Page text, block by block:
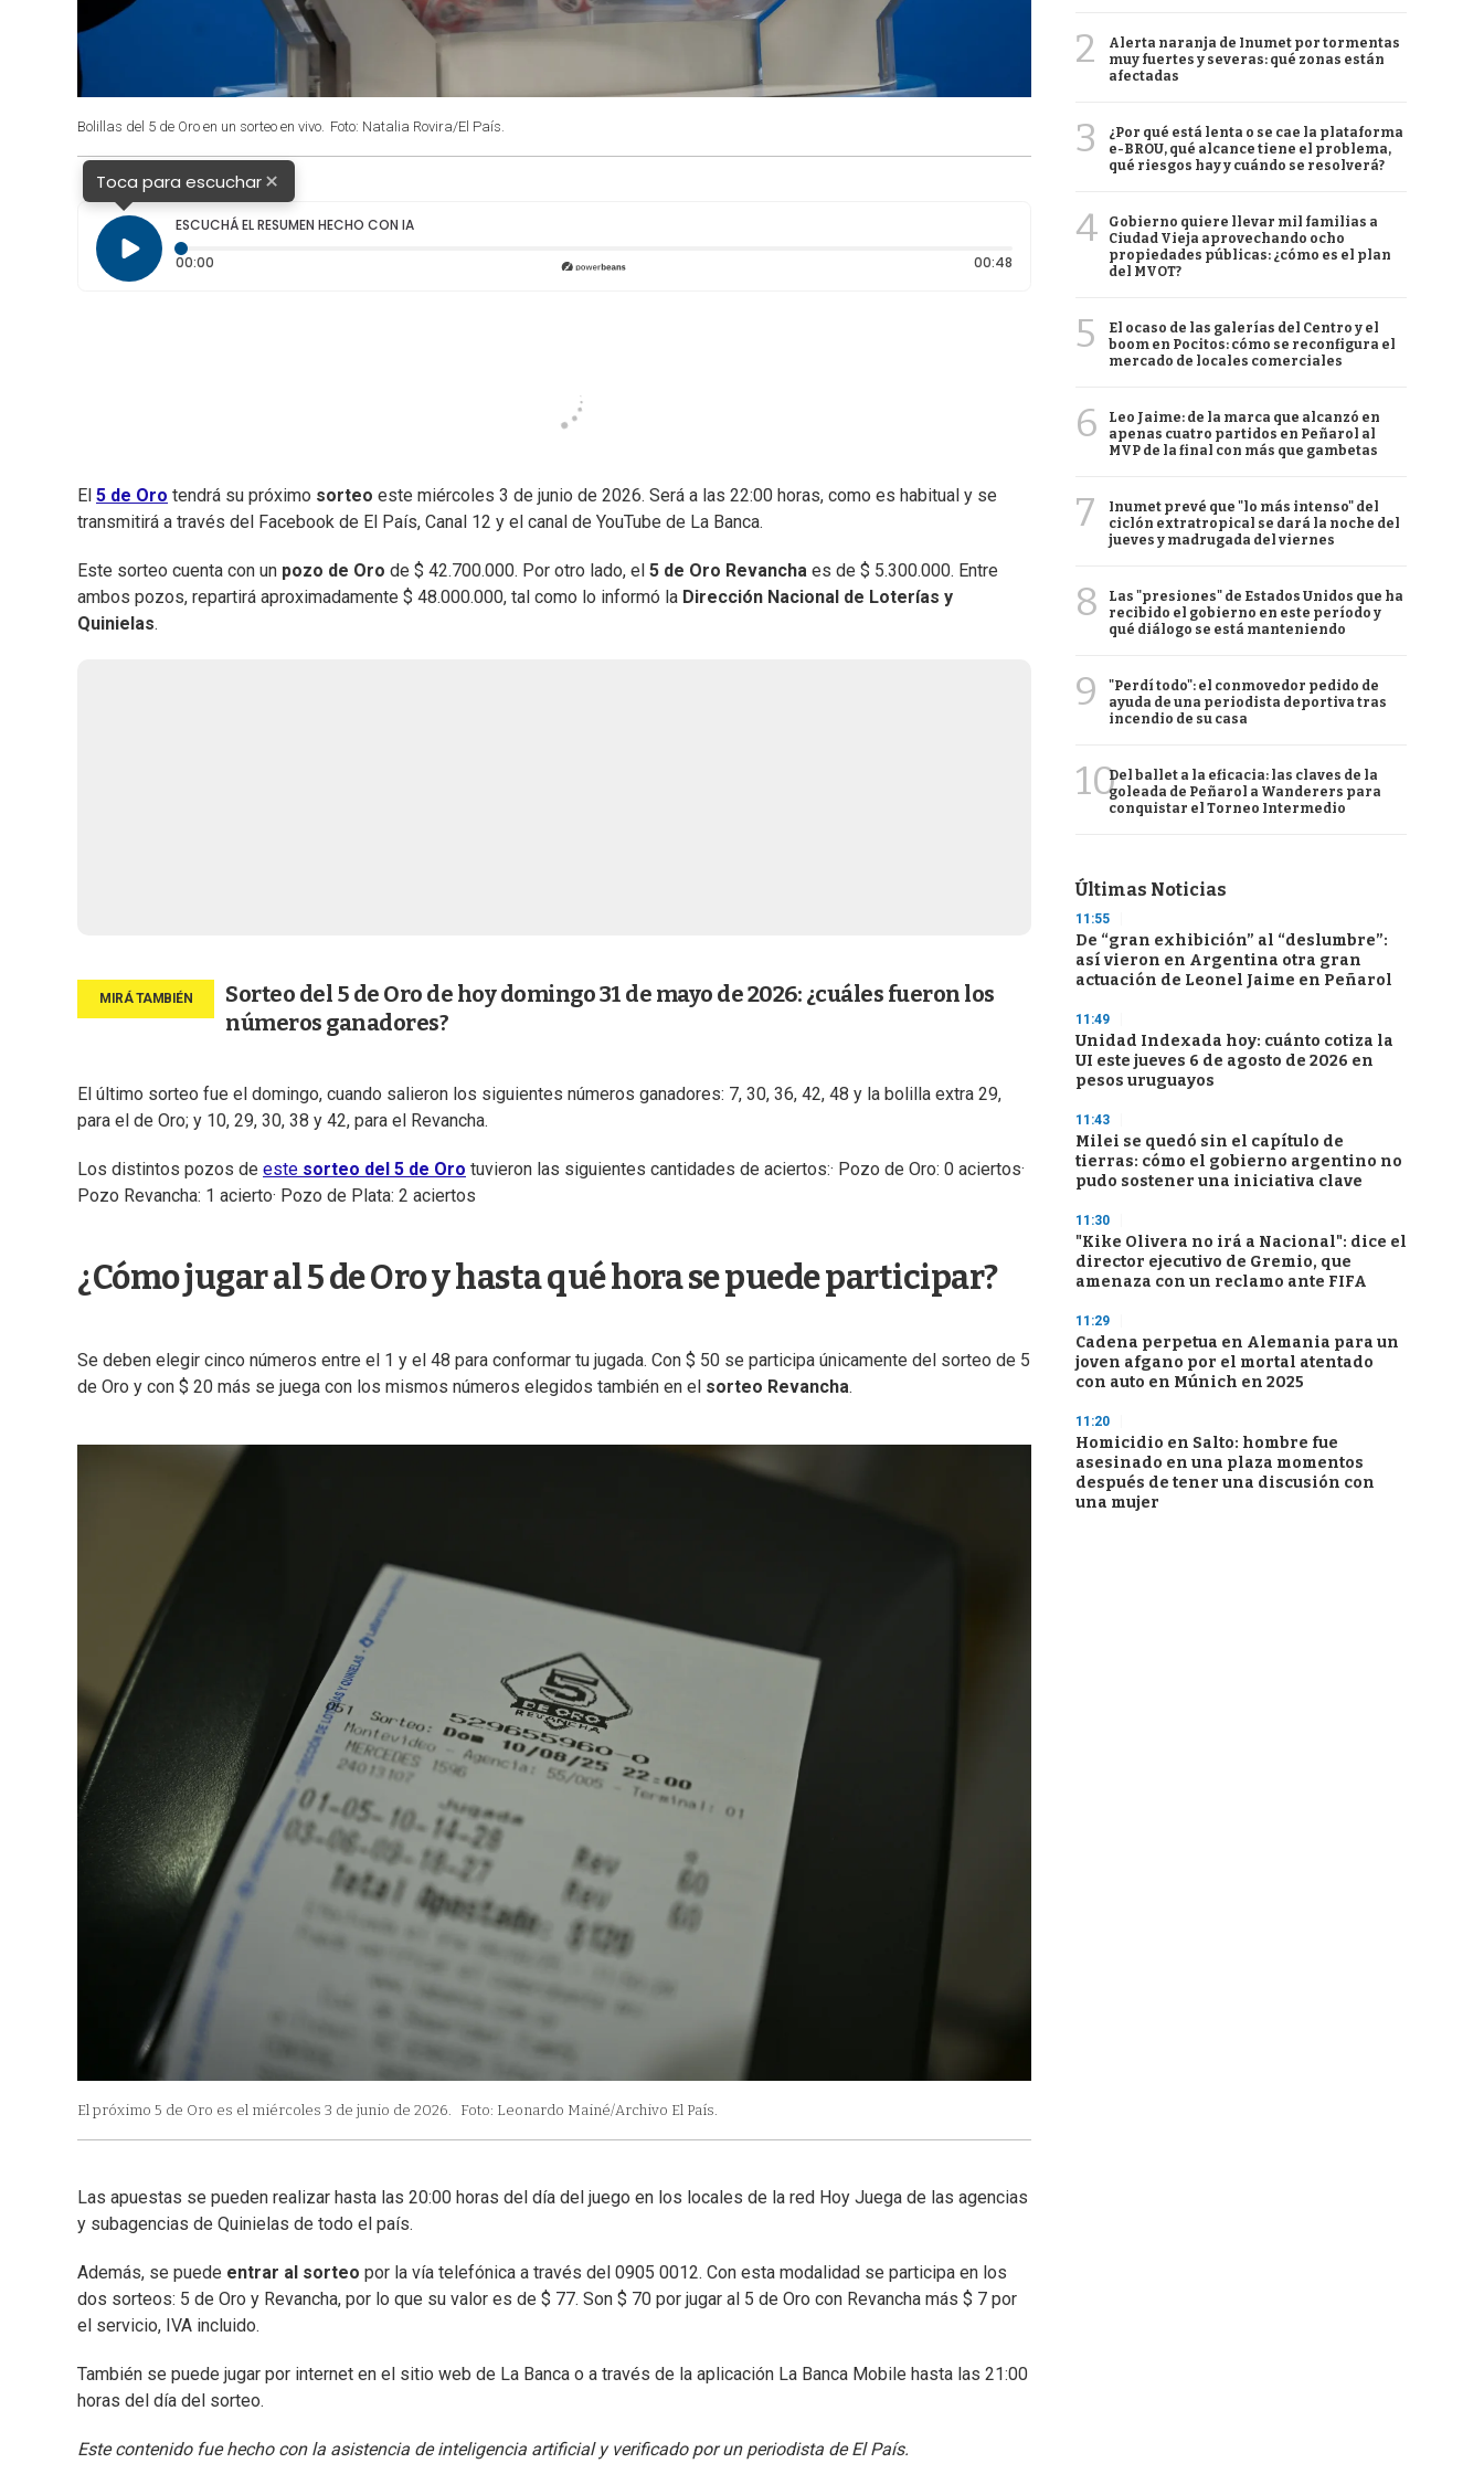
Bolillas del 5 de Oro en un sorteo en vivo. Foto: Natalia Rovira/El País.
Toca para escuchar×
ESCUCHÁ EL RESUMEN HECHO CON IA
00:00
00:48Duración: 48 segundos
El 5 de Oro tendrá su próximo sorteo este miércoles 3 de junio de 2026. Será a las 22:00 horas, como es habitual y se
transmitirá a través del Facebook de El País, Canal 12 y el canal de YouTube de La Banca.
Este sorteo cuenta con un pozo de Oro de $ 42.700.000. Por otro lado, el 5 de Oro Revancha es de $ 5.300.000. Entre
ambos pozos, repartirá aproximadamente $ 48.000.000, tal como lo informó la Dirección Nacional de Loterías y
Quinielas.
Sorteo del 5 de Oro de hoy domingo 31 de mayo de 2026: ¿cuáles fueron los
números ganadores?
El último sorteo fue el domingo, cuando salieron los siguientes números ganadores: 7, 30, 36, 42, 48 y la bolilla extra 29,
para el de Oro; y 10, 29, 30, 38 y 42, para el Revancha.
Los distintos pozos de este sorteo del 5 de Oro tuvieron las siguientes cantidades de aciertos:· Pozo de Oro: 0 aciertos·
Pozo Revancha: 1 acierto· Pozo de Plata: 2 aciertos
¿Cómo jugar al 5 de Oro y hasta qué hora se puede participar?
Se deben elegir cinco números entre el 1 y el 48 para conformar tu jugada. Con $ 50 se participa únicamente del sorteo de 5
de Oro y con $ 20 más se juega con los mismos números elegidos también en el sorteo Revancha.
El próximo 5 de Oro es el miércoles 3 de junio de 2026. Foto: Leonardo Mainé/Archivo El País.
Las apuestas se pueden realizar hasta las 20:00 horas del día del juego en los locales de la red Hoy Juega de las agencias
y subagencias de Quinielas de todo el país.
Además, se puede entrar al sorteo por la vía telefónica a través del 0905 0012. Con esta modalidad se participa en los
dos sorteos: 5 de Oro y Revancha, por lo que su valor es de $ 77. Son $ 70 por jugar al 5 de Oro con Revancha más $ 7 por
el servicio, IVA incluido.
También se puede jugar por internet en el sitio web de La Banca o a través de la aplicación La Banca Mobile hasta las 21:00
horas del día del sorteo.
Este contenido fue hecho con la asistencia de inteligencia artificial y verificado por un periodista de El País.
2
Alerta naranja de Inumet por tormentas
muy fuertes y severas: qué zonas están
afectadas
3
¿Por qué está lenta o se cae la plataforma
e-BROU, qué alcance tiene el problema,
qué riesgos hay y cuándo se resolverá?
4
Gobierno quiere llevar mil familias a
Ciudad Vieja aprovechando ocho
propiedades públicas: ¿cómo es el plan
del MVOT?
5
El ocaso de las galerías del Centro y el
boom en Pocitos: cómo se reconfigura el
mercado de locales comerciales
6
Leo Jaime: de la marca que alcanzó en
apenas cuatro partidos en Peñarol al
MVP de la final con más que gambetas
7
Inumet prevé que "lo más intenso" del
ciclón extratropical se dará la noche del
jueves y madrugada del viernes
8
Las "presiones" de Estados Unidos que ha
recibido el gobierno en este período y
qué diálogo se está manteniendo
9
"Perdí todo": el conmovedor pedido de
ayuda de una periodista deportiva tras
incendio de su casa
10Del ballet a la eficacia: las claves de la
goleada de Peñarol a Wanderers para
conquistar el Torneo Intermedio
Últimas Noticias
11:55
De “gran exhibición” al “deslumbre”:
así vieron en Argentina otra gran
actuación de Leonel Jaime en Peñarol
11:49
Unidad Indexada hoy: cuánto cotiza la
UI este jueves 6 de agosto de 2026 en
pesos uruguayos
11:43
Milei se quedó sin el capítulo de
tierras: cómo el gobierno argentino no
pudo sostener una iniciativa clave
11:30
"Kike Olivera no irá a Nacional": dice el
director ejecutivo de Gremio, que
amenaza con un reclamo ante FIFA
11:29
Cadena perpetua en Alemania para un
joven afgano por el mortal atentado
con auto en Múnich en 2025
11:20
Homicidio en Salto: hombre fue
asesinado en una plaza momentos
después de tener una discusión con
una mujer